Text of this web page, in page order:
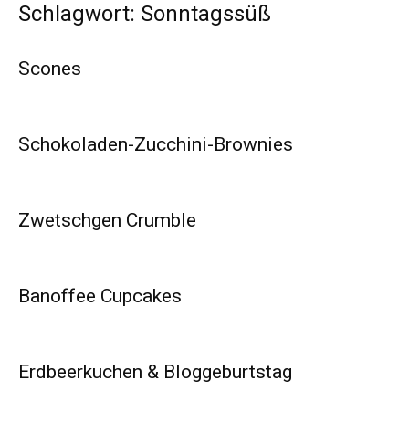
Schlagwort: Sonntagssüß
Scones
Schokoladen-Zucchini-Brownies
Zwetschgen Crumble
Banoffee Cupcakes
Erdbeerkuchen & Bloggeburtstag